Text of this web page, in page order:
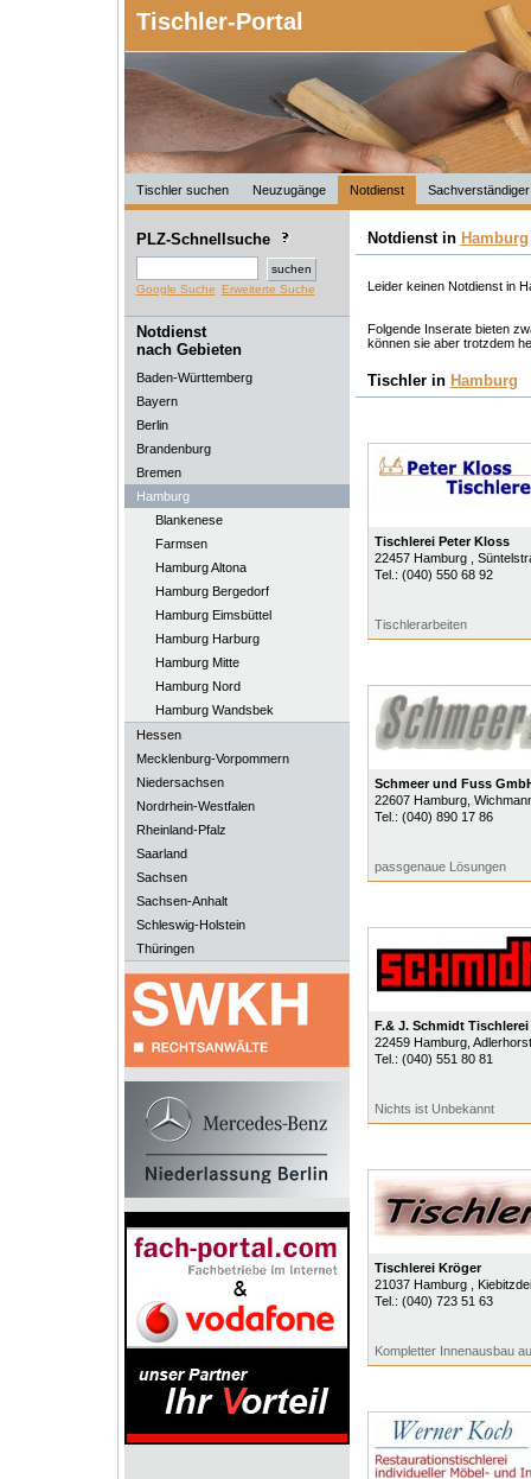
Tischler-Portal
Tischler suchen Neuzugänge Notdienst Sachverständiger
PLZ-Schnellsuche
Google Suche Erweiterte Suche
Notdienst
nach Gebieten
Baden-Württemberg
Bayern
Berlin
Brandenburg
Bremen
Hamburg
Blankenese
Farmsen
Hamburg Altona
Hamburg Bergedorf
Hamburg Eimsbüttel
Hamburg Harburg
Hamburg Mitte
Hamburg Nord
Hamburg Wandsbek
Hessen
Mecklenburg-Vorpommern
Niedersachsen
Nordrhein-Westfalen
Rheinland-Pfalz
Saarland
Sachsen
Sachsen-Anhalt
Schleswig-Holstein
Thüringen
Notdienst in Hamburg
Leider keinen Notdienst in
Folgende Inserate bieten
können sie aber trotzdem
Tischler in Hamburg
Tischlerei Peter Kloss
22457 Hamburg
,
Tel.: (040) 550 68 92
Tischlerarbeiten
Schmeer und Fuss
22607 Hamburg,
Tel.: (040) 890 17 86
passgenaue Lösungen
F.& J. Schmidt Tischlerei
22459 Hamburg,
Tel.: (040) 551 80 81
Nichts ist Unbekannt
Tischlerei Kröger
21037 Hamburg
,
Tel.: (040) 723 51 63
Kompletter Innenausbau